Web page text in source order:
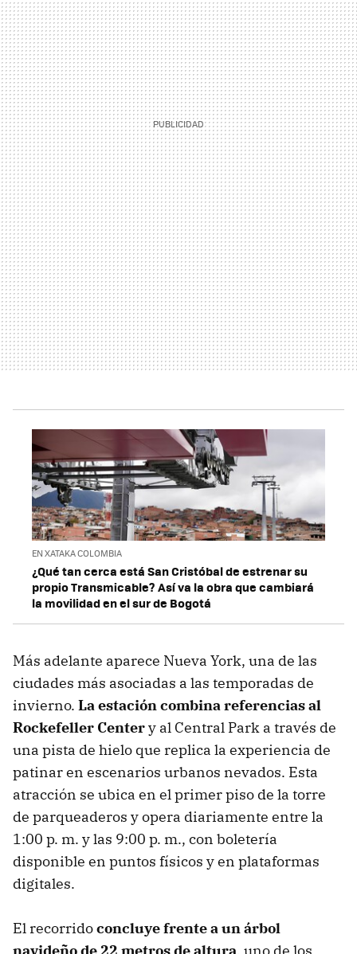
EN XATAKA COLOMBIA
¿Qué tan cerca está San Cristóbal de estrenar su
propio Transmicable? Así va la obra que cambiará
la movilidad en el sur de Bogotá
Más adelante aparece Nueva York, una de las
ciudades más asociadas a las temporadas de
invierno. La estación combina referencias al
Rockefeller Centery al Central Park a través de
una pista de hielo que replica la experiencia de
patinar en escenarios urbanos nevados. Esta
atracción se ubica en el primer piso de la torre
de parqueaderos y opera diariamente entre la
1:00 p. m. y las 9:00 p. m., con boletería
disponible en puntos físicos y en plataformas
digitales.
El recorridoconcluye frente a un árbol